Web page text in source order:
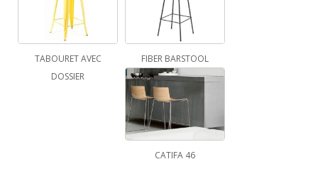
TABOURET AVEC
DOSSIER
FIBER BARSTOOL
CATIFA 46